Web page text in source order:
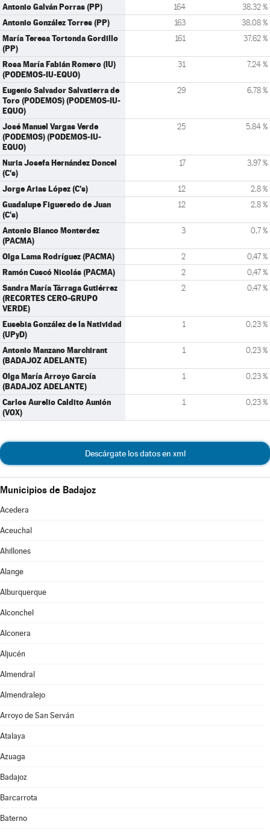
Antonio Galván Porras (PP) 164 38,32 %
Antonio González Torres (PP) 163 38,08 %
María Teresa Tortonda Gordillo
(PP)
161 37,62 %
Rosa María Fabián Romero (IU)
(PODEMOS-IU-EQUO)
31 7,24 %
Eugenio Salvador Salvatierra de
Toro (PODEMOS) (PODEMOS-IU-
EQUO)
29 6,78 %
José Manuel Vargas Verde
(PODEMOS) (PODEMOS-IU-
EQUO)
25 5,84 %
Nuria Josefa Hernández Doncel
(C's)
17 3,97 %
Jorge Arias López (C's) 12 2,8 %
Guadalupe Figueredo de Juan
(C's)
12 2,8 %
Antonio Blanco Monterdez
(PACMA)
3 0,7 %
Olga Lama Rodríguez (PACMA) 2 0,47 %
Ramón Cuscó Nicolás (PACMA) 2 0,47 %
Sandra María Tárraga Gutiérrez
(RECORTES CERO-GRUPO
VERDE)
2 0,47 %
Eusebia González de la Natividad
(UPyD)
1 0,23 %
Antonio Manzano Marchirant
(BADAJOZ ADELANTE)
1 0,23 %
Olga María Arroyo García
(BADAJOZ ADELANTE)
1 0,23 %
Carlos Aurelio Caldito Aunión
(VOX)
1 0,23 %
Descárgate los datos en xml
Municipios de Badajoz
Acedera
Aceuchal
Ahillones
Alange
Alburquerque
Alconchel
Alconera
Aljucén
Almendral
Almendralejo
Arroyo de San Serván
Atalaya
Azuaga
Badajoz
Barcarrota
Baterno